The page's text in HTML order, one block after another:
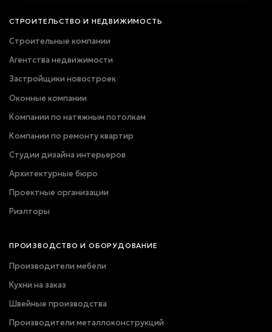
СТРОИТЕЛЬСТВО И НЕДВИЖИМОСТЬ
Строительные компании
Агентства недвижимости
Застройщики новостроек
Оконные компании
Компании по натяжным потолкам
Компании по ремонту квартир
Студии дизайна интерьеров
Архитектурные бюро
Проектные организации
Риэлторы
ПРОИЗВОДСТВО И ОБОРУДОВАНИЕ
Производители мебели
Кухни на заказ
Швейные производства
Производители металлоконструкций